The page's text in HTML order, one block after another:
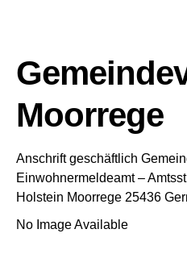
Moorrege
Anschrift geschäftlich
Einwohnermeldeamt –
Holstein Moorrege 25436
No Image Available